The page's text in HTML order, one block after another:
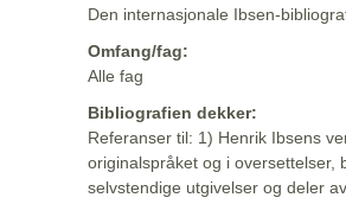
Den internasjonale Ibsen-
Omfang/fag:
Alle fag
Bibliografien dekker:
Referanser til: 1) Henrik Ibsens
originalspråket og i oversettelser,
selvstendige utgivelser og deler